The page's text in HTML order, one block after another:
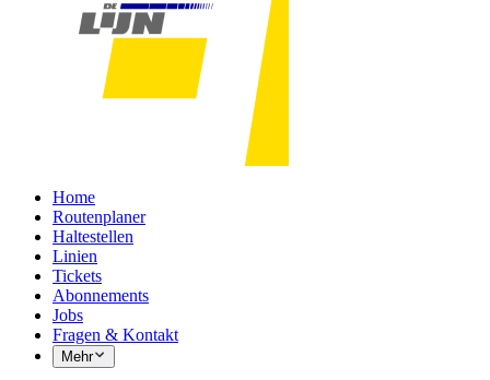
Home
Routenplaner
Haltestellen
Linien
Tickets
Abonnements
Jobs
Fragen & Kontakt
Mehr